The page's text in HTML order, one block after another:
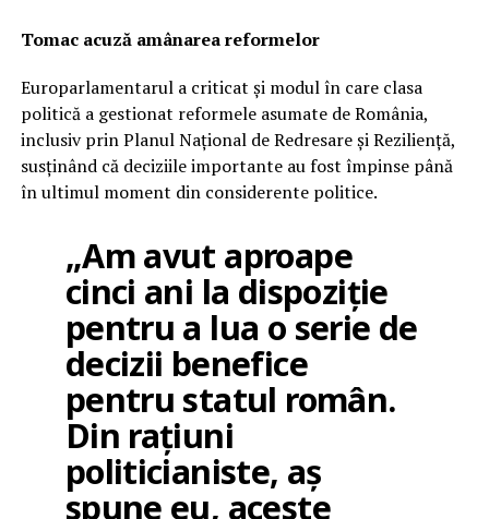
Tomac acuză amânarea reformelor
Europarlamentarul a criticat și modul în care clasa
politică a gestionat reformele asumate de România,
inclusiv prin Planul Național de Redresare și Reziliență,
susținând că deciziile importante au fost împinse până
în ultimul moment din considerente politice.
„Am avut aproape
cinci ani la dispoziție
pentru a lua o serie de
decizii benefice
pentru statul român.
Din rațiuni
politicianiste, aș
spune eu, aceste